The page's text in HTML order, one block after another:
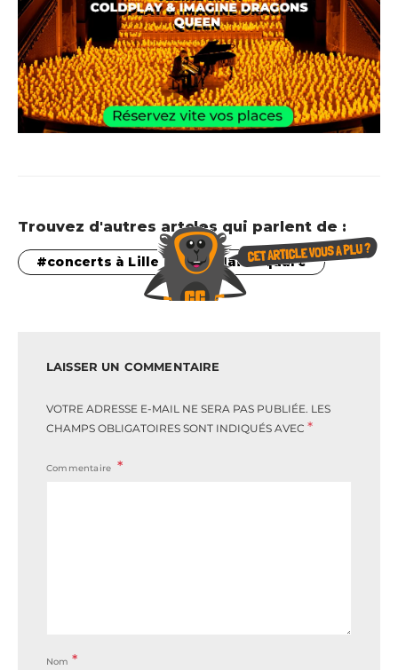
Trouvez d'autres artcles qui parlent de :
concerts à Lille Main Square
LAISSER UN COMMENTAIRE
VOTRE ADRESSE E-MAIL NE SERA PAS PUBLIÉE. LES
CHAMPS OBLIGATOIRES SONT INDIQUÉS AVEC *
Commentaire
Nom *